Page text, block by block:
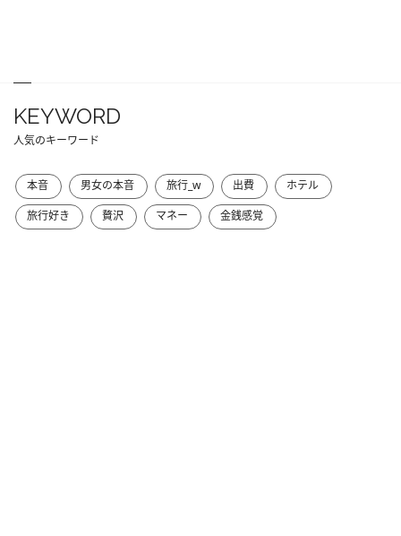
KEYWORD
人気のキーワード
本音 男女の本音 旅行_w 出費
ホテル
旅行好き
贅沢 マネー 金銭感覚